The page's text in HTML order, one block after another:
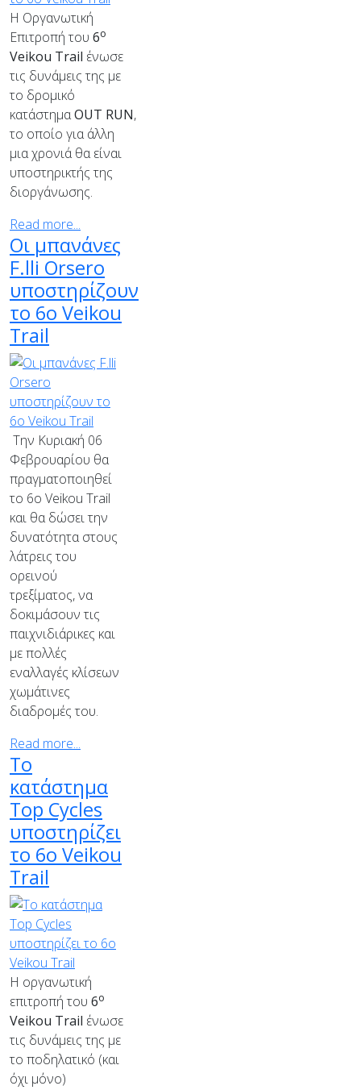
Η Οργανωτική
Επιτροπή του 6ο
Veikou Trail ένωσε
τις δυνάμεις της με
το δρομικό
κατάστημαOUT RUN,
το οποίο για άλλη
μια χρονιά θα είναι
υποστηρικτής της
διοργάνωσης.
Read more...
Οι μπανάνες
F.lli Orsero
υποστηρίζουν
το 6ο Veikou
Trail
Την Κυριακή 06
Φεβρουαρίου θα
πραγματοποιηθεί
το 6ο Veikou Trail
και θα δώσει την
δυνατότητα στους
λάτρεις του
ορεινού
τρεξίματος, να
δοκιμάσουν τις
παιχνιδιάρικες και
με πολλές
εναλλαγές κλίσεων
χωμάτινες
διαδρομές του.
Read more...
Το
κατάστημα
Top Cycles
υποστηρίζει
το 6ο Veikou
Trail
Η οργανωτική
επιτροπή του 6ο
Veikou Trail ένωσε
τις δυνάμεις της με
το ποδηλατικό (και
όχι μόνο)